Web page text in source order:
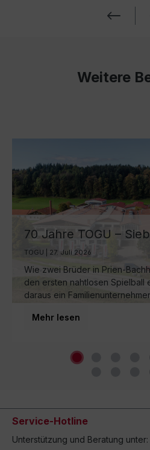
Weitere
70 Jahre TOGU –
Ball-Manufaktur am
TOGU | 27. Juli 2026
Wie zwei Brüder in Prien-
den ersten nahtlosen Spielball
daraus ein
Mehr lesen
Service-Hotline
Unterstützung und Beratung unter: